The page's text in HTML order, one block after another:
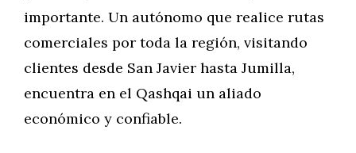
importante. Un autónomo que realice rutas
comerciales por toda la región, visitando
clientes desde San Javier hasta Jumilla,
encuentra en el Qashqai un aliado
económico y confiable.